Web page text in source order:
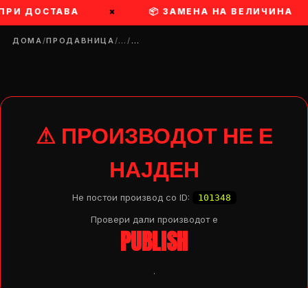
ДОСТАВА × 📦 ЗАМЕНА НА ВЕЛИЧИНА
ДОМА/ПРОДАВНИЦА/…/…
⚠ ПРОИЗВОДОТ НЕ Е
НАЈДЕН
Не постои производ со ID: 101348
Провери дали производот e
PUBLISH
.